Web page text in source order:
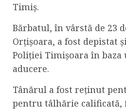
Timiș.
Bărbatul, în vârstă de 23
Orțișoara, a fost depistat
Poliției Timişoara în baza
aducere.
Tânărul a fost reținut
pentru tâlhărie